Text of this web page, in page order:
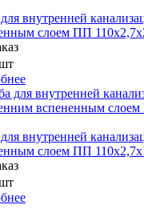
внутренней
слоем ПП
внутренней
слоем ПП